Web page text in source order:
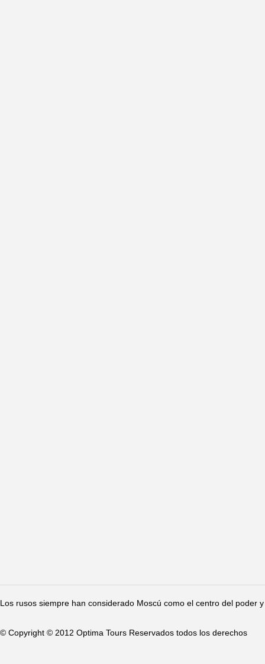
Los rusos siempre han considerado Moscú como el centro del poder
© Copyright © 2012 Optima Tours Reservados todos los derechos